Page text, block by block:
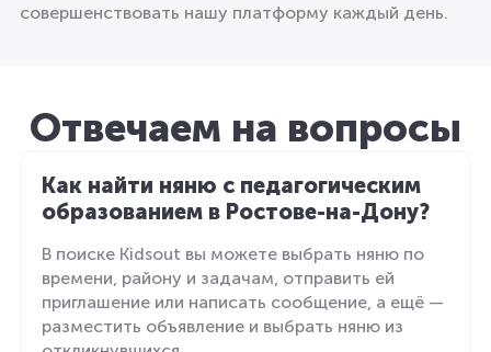
совершенствовать нашу платформу каждый день.
Отвечаем на вопросы
Как найти няню с педагогическим
образованием в Ростове-на-Дону?
В поиске Kidsout вы можете выбрать няню по
времени, району и задачам, отправить ей
приглашение или написать сообщение, а ещё —
разместить объявление и выбрать няню из